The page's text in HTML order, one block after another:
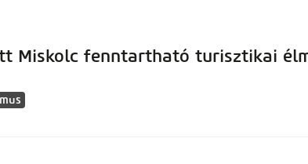
Miskolc fenntartható turisztikai